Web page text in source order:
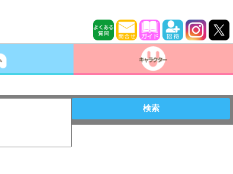
検索